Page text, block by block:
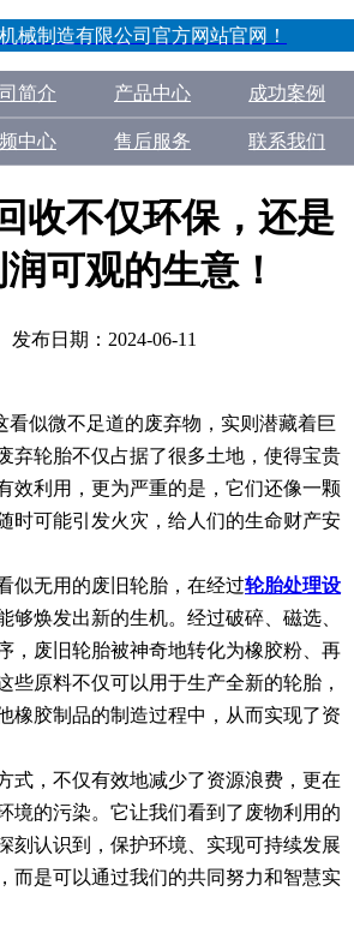
械制造有限公司官方网站官网！
简介 产品中心 成功案例
中心 售后服务 联系我们
收不仅环保，还是
可观的生意！
发布日期：2024-06-11
似微不足道的废弃物，实则潜藏着巨
弃轮胎不仅占据了很多土地，使得宝贵
效利用，更为严重的是，它们还像一颗
时可能引发火灾，给人们的生命财产安
无用的废旧轮胎，在经过轮胎处理设
够焕发出新的生机。经过破碎、磁选、
，废旧轮胎被神奇地转化为橡胶粉、再
些原料不仅可以用于生产全新的轮胎，
橡胶制品的制造过程中，从而实现了资
，不仅有效地减少了资源浪费，更在
境的污染。它让我们看到了废物利用的
刻认识到，保护环境、实现可持续发展
而是可以通过我们的共同努力和智慧实